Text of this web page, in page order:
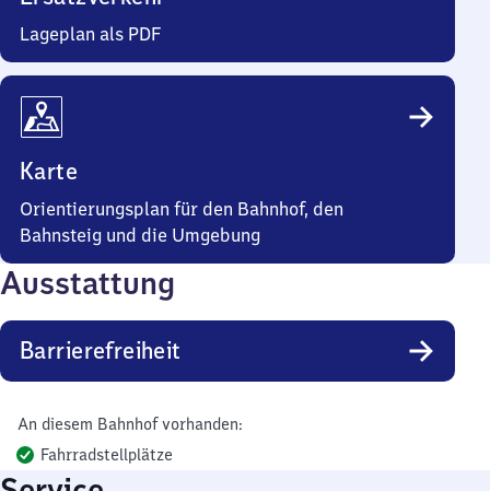
Lageplan als PDF
Karte
Orientierungsplan für den Bahnhof, den
Bahnsteig und die Umgebung
Ausstattung
Barrierefreiheit
An diesem Bahnhof vorhanden:
Fahrradstellplätze